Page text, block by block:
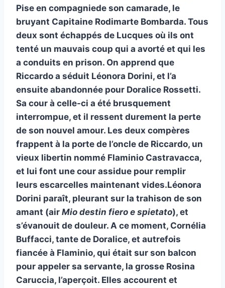
Pise en compagniede son camarade, le
bruyant Capitaine Rodimarte Bombarda. Tous
deux sont échappés de Lucques où ils ont
tenté un mauvais coup qui a avorté et qui les
a conduits en prison. On apprend que
Riccardo a séduit Léonora Dorini, et l’a
ensuite abandonnée pour Doralice Rossetti.
Sa cour à celle-ci a été brusquement
interrompue, et il ressent durement la perte
de son nouvel amour. Les deux compères
frappent à la porte de l’oncle de Riccardo, un
vieux libertin nommé Flaminio Castravacca,
et lui font une cour assidue pour remplir
leurs escarcelles maintenant vides.Léonora
Dorini paraît, pleurant sur la trahison de son
amant (air Mio destin fiero e spietato), et
s’évanouit de douleur. A ce moment, Cornélia
Buffacci, tante de Doralice, et autrefois
fiancée à Flaminio, qui était sur son balcon
pour appeler sa servante, la grosse Rosina
Caruccia, l’aperçoit. Elles accourent et